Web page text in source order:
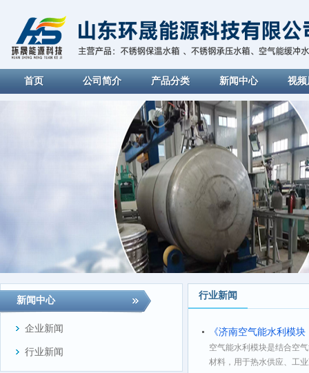
首页 公司简介 产品分类 新闻中心 视频
新闻中心
企业新闻
行业新闻
行业新闻
《济南空气能水利模
空气能水利模块是结合空
材料，用于热水供应、工